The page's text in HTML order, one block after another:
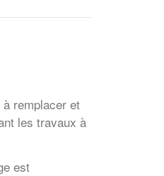
remplacer et
les travaux à
est